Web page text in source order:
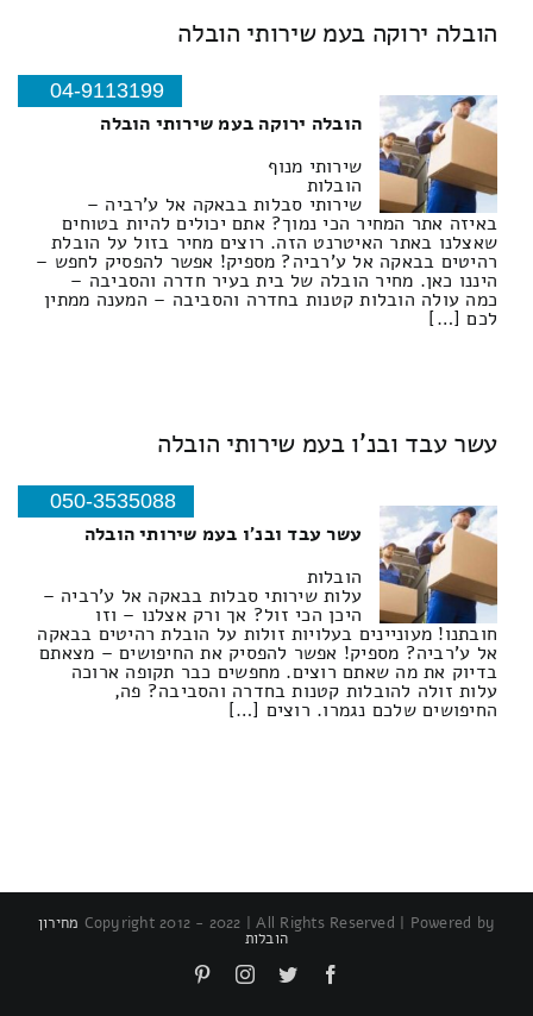
הובלה ירוקה בעמ שירותי הובלה
04-9113199
הובלה ירוקה בעמ שירותי הובלה
שירותי מנוף
הובלות
שירותי סבלות בבאקה אל ע'רביה –
באיזה אתר המחיר הכי נמוך? אתם יכולים להיות בטוחים
שאצלנו באתר האיטרנט הזה. רוצים מחיר בזול על הובלת
רהיטים בבאקה אל ע'רביה? מספיק! אפשר להפסיק לחפש –
היננו כאן. מחיר הובלה של בית בעיר חדרה והסביבה –
כמה עולה הובלות קטנות בחדרה והסביבה – המענה ממתין
לכם […]
עשר עבד ובנ'ו בעמ שירותי הובלה
050-3535088
עשר עבד ובנ'ו בעמ שירותי הובלה
הובלות
עלות שירותי סבלות בבאקה אל ע'רביה –
היכן הכי זול? אך ורק אצלנו – וזו
חובתנו! מעוניינים בעלויות זולות על הובלת רהיטים בבאקה
אל ע'רביה? מספיק! אפשר להפסיק את החיפושים – מצאתם
בדיוק את מה שאתם רוצים. מחפשים כבר תקופה ארוכה
עלות זולה להובלות קטנות בחדרה והסביבה? פה,
החיפושים שלכם נגמרו. רוצים […]
Copyright 2012 - 2022 | All Rights Reserved | Powered by מחירון
הובלות
Facebook
Twitter
Instagram